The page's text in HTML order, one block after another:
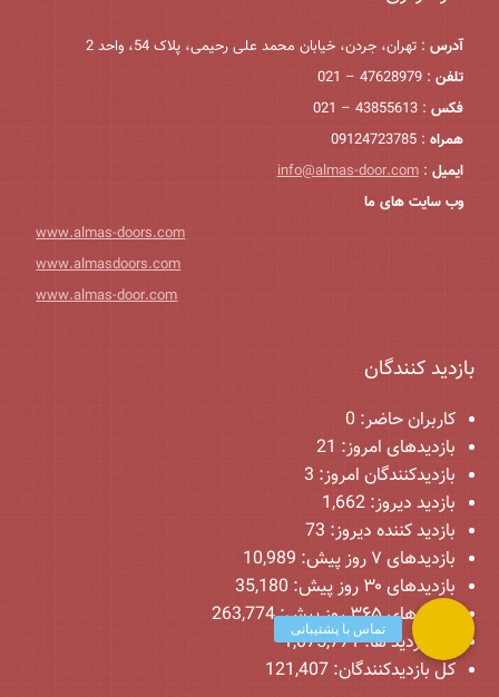
آدرس : تهران، جردن، خیابان محمد علی رحیمی، پلاک 54، واحد 2
تلفن : 47628979 – 021
فکس : 43855613 – 021
همراه : 09124723785
ایمیل :
info@almas-door.com
وب سایت های ما
www.almas-doors.com
www.almasdoors.com
www.almas-door.com
بازدید کنندگان
کاربران حاضر: 0
بازدیدهای امروز: 21
بازدیدکنندگان امروز: 3
بازدید دیروز:1,662
بازدید کننده دیروز: 73
بازدیدهای ۷ روز پیش:
10,989
بازدیدهای ۳۰ روز پیش:
35,180
بازدیدهای ۳۶۵ روز پیش:
263,774
کل بازدید ها:1,075,771
کل بازدیدکنند‌گان:121,407